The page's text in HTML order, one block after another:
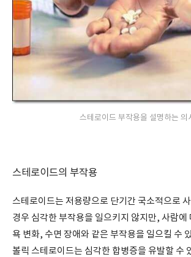
스테로이드 부작용을 설명하는 의
스테로이드의 부작용
스테로이드는 저용량으로 단기간 국소적으로
경우 심각한 부작용을 일으키지 않지만, 사람에
욕 변화, 수면 장애와 같은 부작용을 일으킬 수
볼릭 스테로이드는 심각한 합병증을 유발할 수